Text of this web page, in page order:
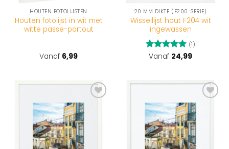
HOUTEN FOTOLIJSTEN
Houten fotolijst in wit met
witte passe-partout
Vanaf 6,99
20 MM DIKTE (F200-SERIE)
Wissellijst hout F204 wit
ingewassen
Gewaardeerd
(1)
Vanaf 24,99
Toevoegen
aan
wenslijst
Toevoegen
aan
wenslijst